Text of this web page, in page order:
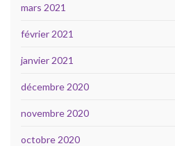
mars 2021
février 2021
janvier 2021
décembre 2020
novembre 2020
octobre 2020